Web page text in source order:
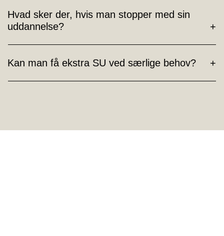
Hvad sker der, hvis man stopper med sin
uddannelse?
Kan man få ekstra SU ved særlige behov?